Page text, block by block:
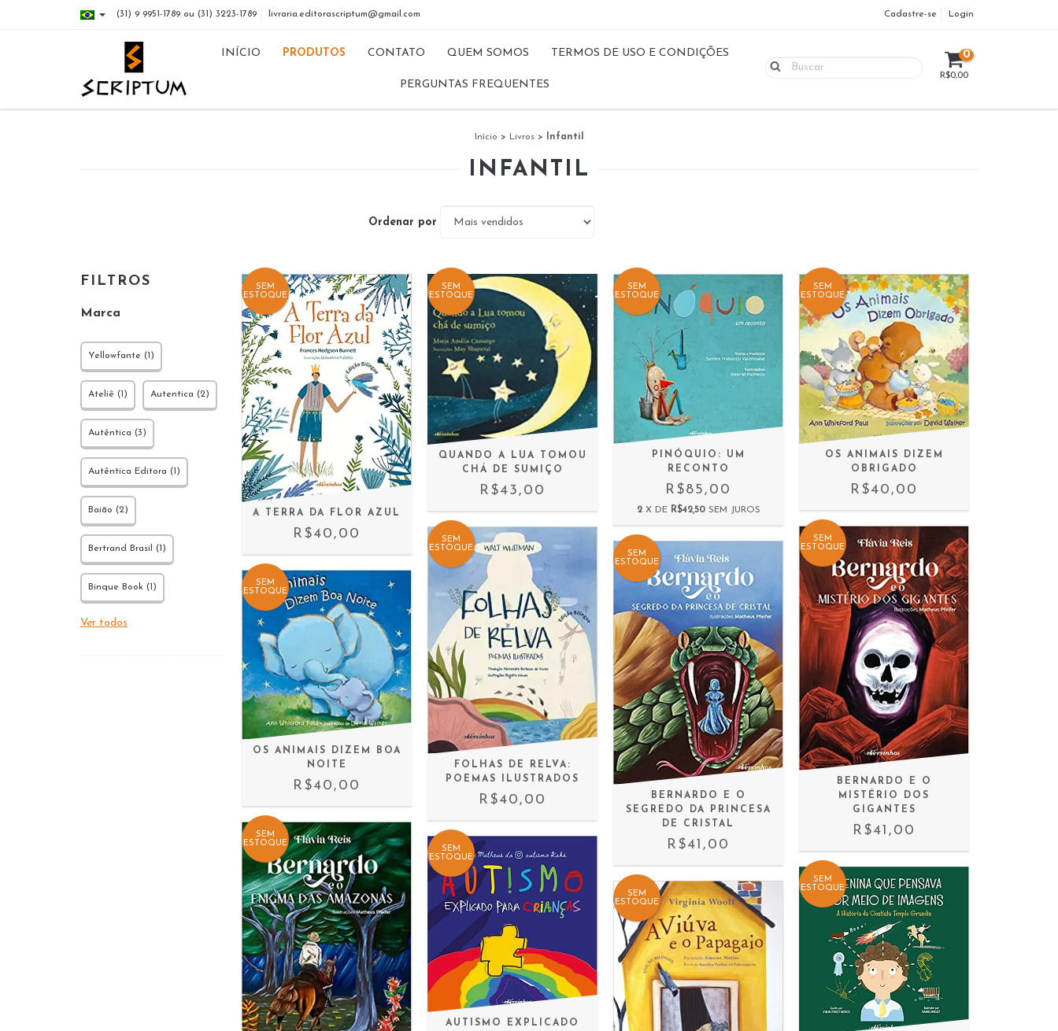
(31) 9 9951-1789 ou (31) 3223-1789 livraria.editorascriptum@gmail.com Cadastre-se Login
INÍCIO PRODUTOS CONTATO QUEM SOMOS TERMOS DE USO E CONDIÇÕES
PERGUNTAS FREQUENTES
0
R$0,00
Início > Livros > Infantil
INFANTIL
Ordenar por
FILTROS
Marca
Yellowfante (1)
Ateliê (1) Autentica (2)
Autêntica (3)
Autêntica Editora (1)
Baião (2)
Bertrand Brasil (1)
Binque Book (1)
Ver todos
SEM
ESTOQUE
A TERRA DA FLOR AZUL
R$40,00
SEM
ESTOQUE
QUANDO A LUA TOMOU
CHÁ DE SUMIÇO
R$43,00
SEM
ESTOQUE
PINÓQUIO: UM
RECONTO
R$85,00
2 X DE R$42,50 SEM JUROS
SEM
ESTOQUE
OS ANIMAIS DIZEM
OBRIGADO
R$40,00
SEM
ESTOQUE
OS ANIMAIS DIZEM BOA
NOITE
R$40,00
SEM
ESTOQUE
FOLHAS DE RELVA:
POEMAS ILUSTRADOS
R$40,00
SEM
ESTOQUE
BERNARDO E O
SEGREDO DA PRINCESA
DE CRISTAL
R$41,00
SEM
ESTOQUE
BERNARDO E O
MISTÉRIO DOS
GIGANTES
R$41,00
SEM
ESTOQUE
SEM
ESTOQUE
AUTISMO EXPLICADO
SEM
ESTOQUE
SEM
ESTOQUE